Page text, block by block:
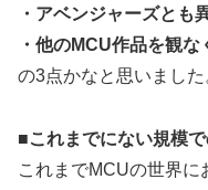
・アベンジャーズとも
・他のMCU作品を観
の3点かなと思いました
■これまでにない規模
これまでMCUの世界に